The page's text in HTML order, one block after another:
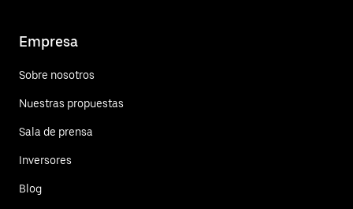
Empresa
Sobre nosotros
Nuestras propuestas
Sala de prensa
Inversores
Blog